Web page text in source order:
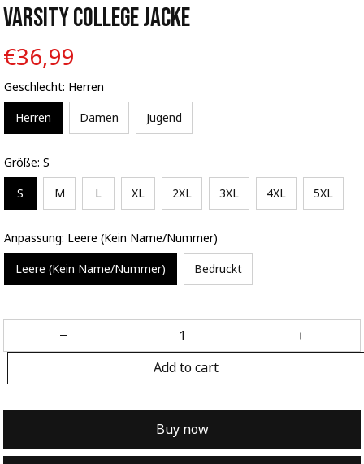
Varsity College Jacke
€36,99
Geschlecht: Herren
Herren Damen Jugend
Größe: S
S M L XL 2XL 3XL 4XL 5XL
Anpassung: Leere (Kein Name/Nummer)
Leere (Kein Name/Nummer) Bedruckt
Add to cart
Buy now